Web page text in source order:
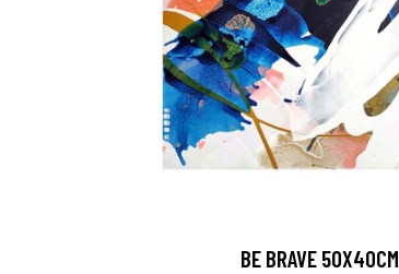
BE BRAVE 50X40CM